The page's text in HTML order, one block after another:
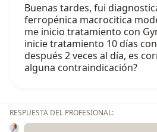
Buenas tardes, fui
ferropénica macrocitica
me inicio tratamiento con
inicie tratamiento 10 días
después 2 veces al día, es
alguna contraindicación?
RESPUESTA DEL PROFESIONAL: